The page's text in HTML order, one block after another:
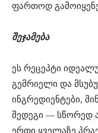
ფართოდ
შეჯამება
ეს რეცეპტი
გემრიელი და
ინგრედიენტები,
შედეგი — სწორედ
ერთი ყველაზე